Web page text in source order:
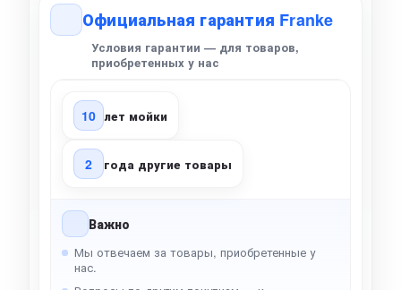
Официальная гарантия Franke
Условия гарантии — для товаров,
приобретенных у нас
10 лет мойки
2 года другие товары
Важно
Мы отвечаем за товары, приобретенные у
нас.